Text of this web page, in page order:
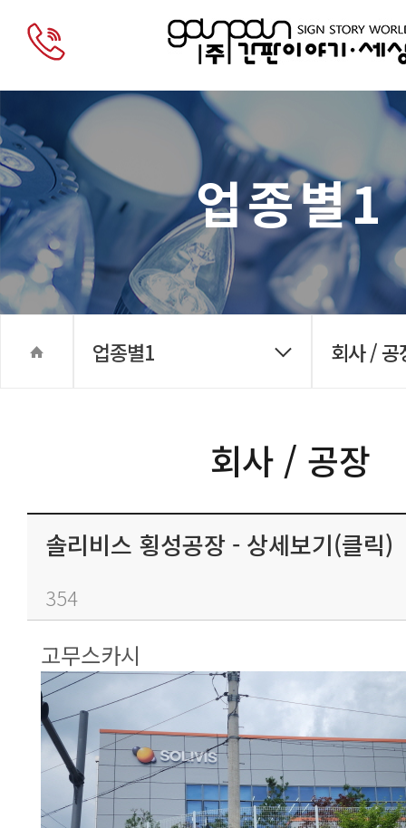
업종별1
업종별1 회사 / 공
회사 / 공장
솔리비스 횡성공장 - 상세보기(클릭)
354
고무스카시